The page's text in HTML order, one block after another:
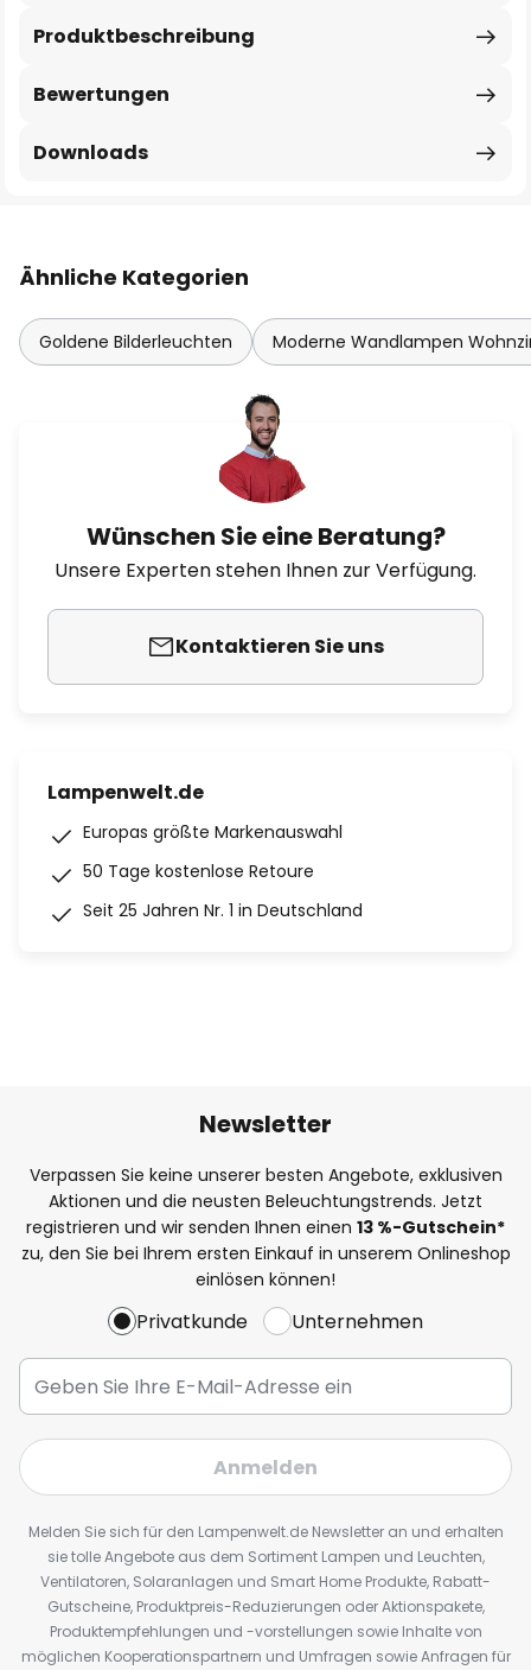
Produktbeschreibung
Bewertungen
Downloads
Ähnliche Kategorien
Goldene Bilderleuchten Moderne Wandlampen
Wünschen Sie eine Beratung?
Unsere Experten stehen Ihnen zur Verfügung.
Kontaktieren Sie uns
Lampenwelt.de
Europas größte Markenauswahl
50 Tage kostenlose Retoure
Seit 25 Jahren Nr. 1 in Deutschland
Newsletter
Verpassen Sie keine unserer besten Angebote, exklusiven
Aktionen und die neusten Beleuchtungstrends. Jetzt
registrieren und wir senden Ihnen einen 13 %-Gutschein*
zu, den Sie bei Ihrem ersten Einkauf in unserem Onlineshop
einlösen können!
Privatkunde Unternehmen
Anmelden
Melden Sie sich für den Lampenwelt.de Newsletter an und erhalten
sie tolle Angebote aus dem Sortiment Lampen und Leuchten,
Ventilatoren, Solaranlagen und Smart Home Produkte, Rabatt-
Gutscheine, Produktpreis-Reduzierungen oder Aktionspakete,
Produktempfehlungen und -vorstellungen sowie Inhalte von
möglichen Kooperationspartnern und Umfragen sowie Anfragen für